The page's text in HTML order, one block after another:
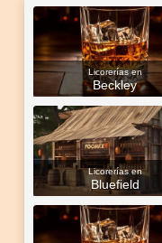
Licorerías en
Beckley
Licorerías en
Bluefield